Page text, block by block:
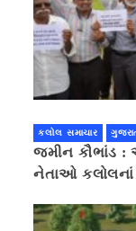
કલોલ સમાચાર
જમીન કૌભાંડ :
નેતાઓ કલોલનાં